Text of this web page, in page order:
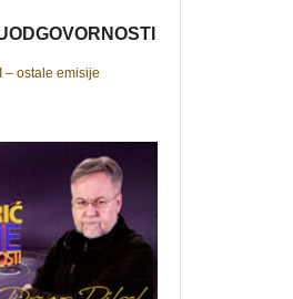
– ostale emisije